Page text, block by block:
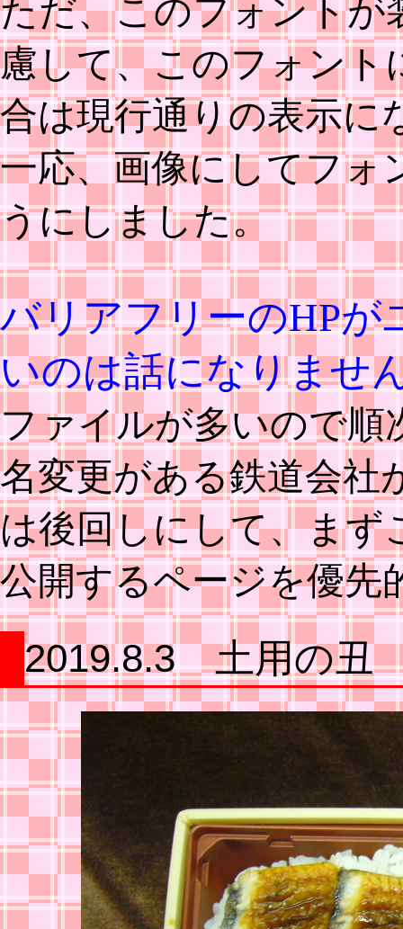
ただ、このフォントが
慮して、このフォント
合は現行通りの表示に
一応、画像にしてフォ
うにしました。
バリアフリーのHP
いのは話になりませ
ファイルが多いので順
名変更がある鉄道会社
は後回しにして、まず
公開するページを優先
2019.8.3 土用の丑